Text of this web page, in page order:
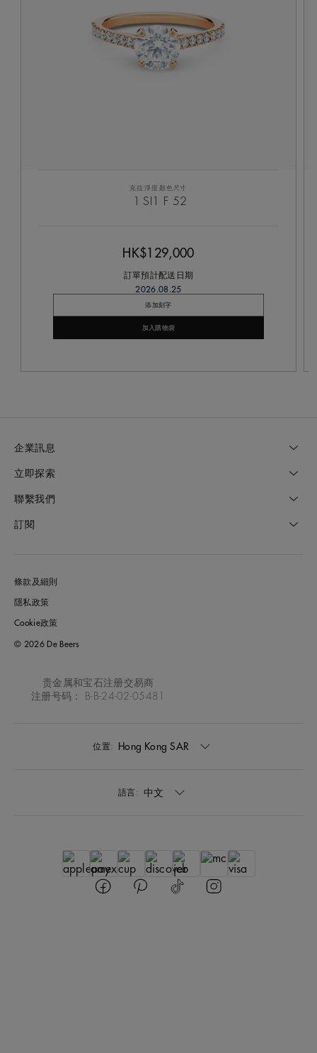
克拉 淨度
SI1
顏色
F
尺寸
52
HK$129,000
訂單預計配送日期
2026.08.25
添加刻字
加入購物袋
企業訊息
立即探索
聯繫我們
訂閱
條款及細則
隱私政策
Cookie政策
© 2026 De Beers
贵金属和宝石注册交易商
注册号码： B-B-24-02-05481
位置: Hong Kong SAR
語言: 中文